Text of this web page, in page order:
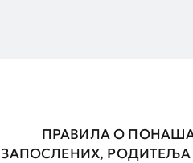
ПРАВИЛА О
ЗАПОСЛЕНИХ, РОДИТЕЉА